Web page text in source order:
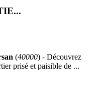
(40000) - Découvrez
prisé et paisible de ...